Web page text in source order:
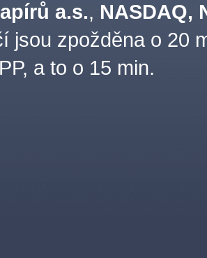
a.s., NASDAQ,
jsou zpožděna o 20
a to o 15 min.